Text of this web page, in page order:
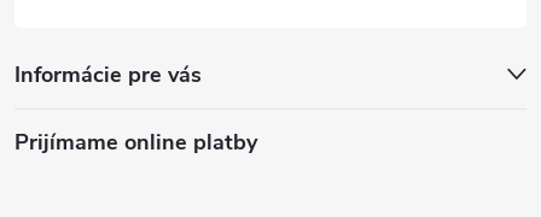
Informácie pre vás
Prijímame online platby